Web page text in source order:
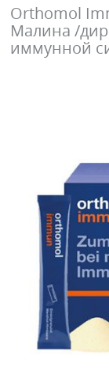
Orthomol
Малина /
иммунной